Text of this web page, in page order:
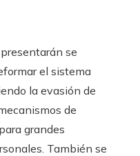
se
el sistema
la evasión de
de
grandes
También se